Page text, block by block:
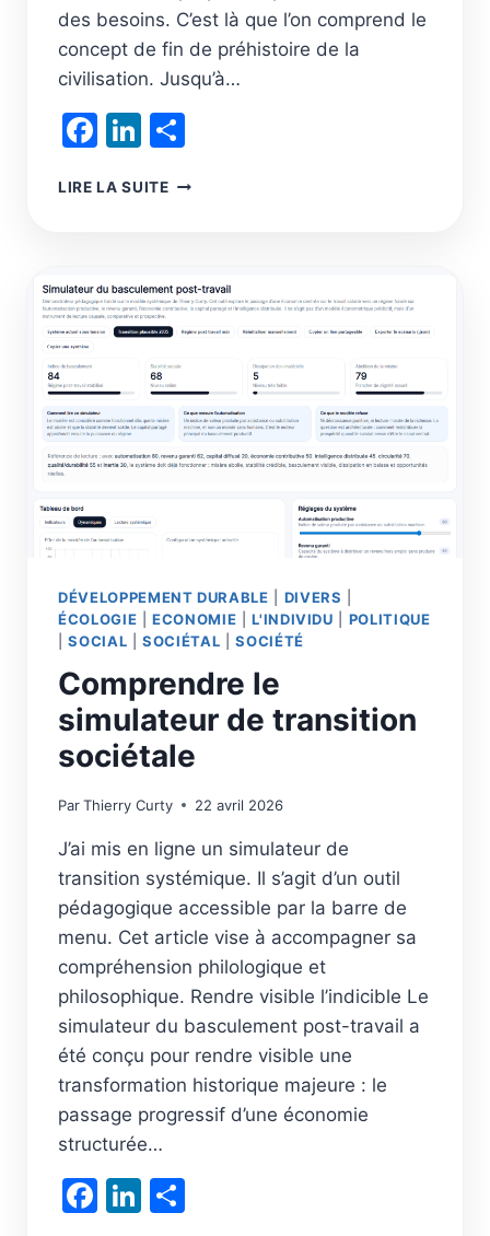
des besoins. C’est là que l’on comprend le
concept de fin de préhistoire de la
civilisation. Jusqu’à…
Facebook
LinkedIn
LIRE LA SUITESUPERATOMIQUE,
DÉVELOPPEMENT DURABLE DIVERS
ÉCOLOGIE |ECONOMIE |L'INDIVIDU
POLITIQUE
|SOCIAL |SOCIÉTAL |SOCIÉTÉ
Comprendre le
simulateur de transition
sociétale
ParThierry Curty 22 avril 2026
J’ai mis en ligne un simulateur de
transition systémique. Il s’agit d’un outil
pédagogique accessible par la barre de
menu. Cet article vise à accompagner sa
compréhension philologique et
philosophique. Rendre visible l’indicible Le
simulateur du basculement post-travail a
été conçu pour rendre visible une
transformation historique majeure : le
passage progressif d’une économie
structurée…
Facebook
LinkedIn